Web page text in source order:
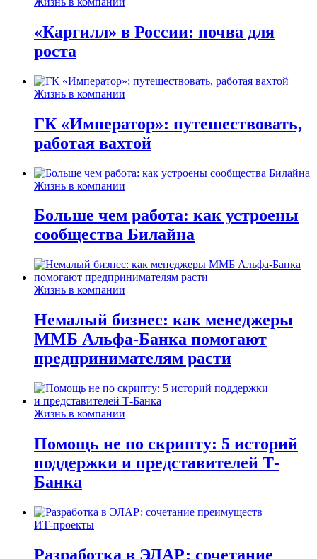
«Каргилл» в России: почва для
роста
Жизнь в компании
ГК «Император»: путешествовать,
работая вахтой
Жизнь в компании
Больше чем работа: как устроены
сообщества Билайна
Жизнь в компании
Немалый бизнес: как менеджеры
ММБ Альфа-Банка помогают
предпринимателям расти
Жизнь в компании
Помощь не по скрипту: 5 историй
поддержки и представителей Т-
Банка
ИТ-проекты
Разработка в ЭЛАР: сочетание